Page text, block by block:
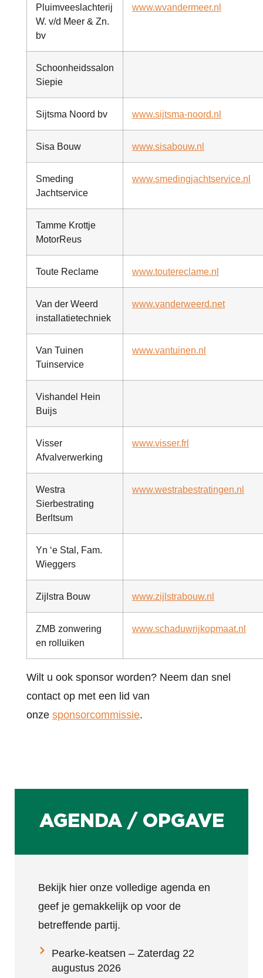
Pluimveeslachterij
W. v/d Meer & Zn.
bv
www.wvandermeer.nl
Schoonheidssalon
Siepie
Sijtsma Noord bv www.sijtsma-noord.nl
Sisa Bouw www.sisabouw.nl
Smeding
Jachtservice
www.smedingjachtservice.nl
Tamme Krottje
MotorReus
Toute Reclame www.toutereclame.nl
Van der Weerd
installatietechniek
www.vanderweerd.net
Van Tuinen
Tuinservice
www.vantuinen.nl
Vishandel Hein
Buijs
Visser
Afvalverwerking
www.visser.frl
Westra
Sierbestrating
Berltsum
www.westrabestratingen.nl
Yn ‘e Stal, Fam.
Wieggers
Zijlstra Bouw www.zijlstrabouw.nl
ZMB zonwering
en rolluiken
www.schaduwrijkopmaat.nl
Wilt u ook sponsor worden? Neem dan snel
contact op met een lid van
onze sponsorcommissie.
AGENDA / OPGAVE
Bekijk hier onze volledige agenda en
geef je gemakkelijk op voor de
betreffende partij.
Pearke-keatsen – Zaterdag 22
augustus 2026